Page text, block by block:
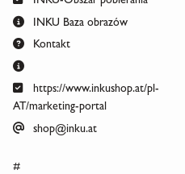
INKU Baza obrazów
Kontakt
https://www.inkushop.at/pl-
AT/marketing-portal
shop@inku.at
#